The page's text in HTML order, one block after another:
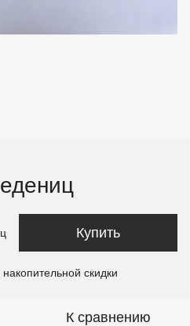
Купить
скидки
К сравнению